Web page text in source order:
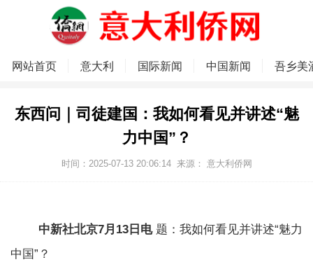
网站首页 意大利 国际新闻 中国新闻 吾乡美
东西问｜司徒建国：我如何看见并讲述“魅
力中国”？
时间：2025-07-13 20:06:14 来源： 意大利侨网
中新社北京7月13日电题：我如何看见并讲述“魅力
中国”？